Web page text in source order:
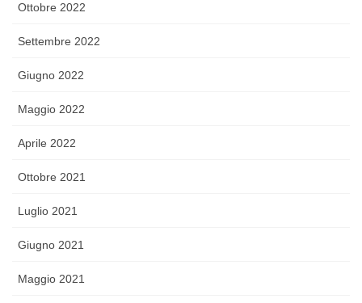
Ottobre 2022
Settembre 2022
Giugno 2022
Maggio 2022
Aprile 2022
Ottobre 2021
Luglio 2021
Giugno 2021
Maggio 2021